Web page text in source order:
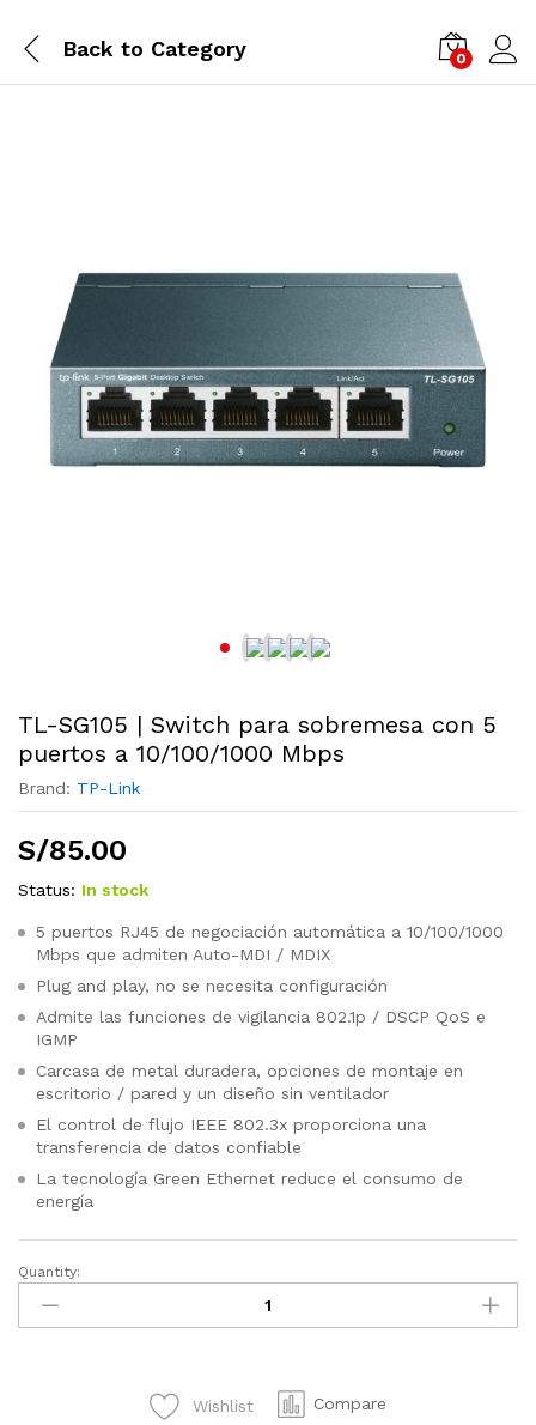
Back to Category 0
TL-SG105 | Switch para sobremesa con 5
puertos a 10/100/1000 Mbps
Brand: TP-Link
S/85.00
Status: In stock
5 puertos RJ45 de negociación automática a 10/100/1000
Mbps que admiten Auto-MDI / MDIX
Plug and play, no se necesita configuración
Admite las funciones de vigilancia 802.1p / DSCP QoS e
IGMP
Carcasa de metal duradera, opciones de montaje en
escritorio / pared y un diseño sin ventilador
El control de flujo IEEE 802.3x proporciona una
transferencia de datos confiable
La tecnología Green Ethernet reduce el consumo de
energía
TL-
SG105
|
Quantity:
Wishlist Compare